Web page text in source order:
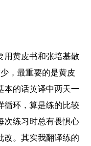
黄皮书和张培基散
，最重要的是黄皮
本的话英译中两天一
循环，算是练的比较
次练习时总有畏惧心
改。其实我翻译练的